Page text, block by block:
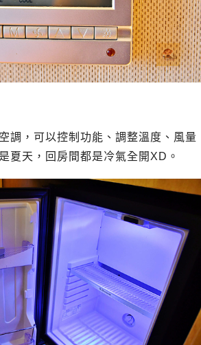
調，可以控制功能、調整溫度、風量
夏天，回房間都是冷氣全開XD。